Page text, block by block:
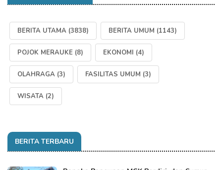
BERITA UTAMA (3838) BERITA UMUM (1143)
POJOK MERAUKE (8) EKONOMI (4)
OLAHRAGA (3) FASILITAS UMUM (3)
WISATA (2)
BERITA TERBARU